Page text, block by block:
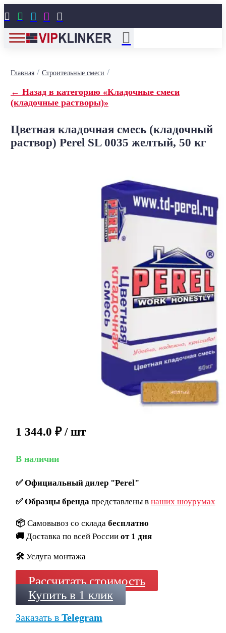
    
Главная/ Строительные смеси /
← Назад в категорию «Кладочные смеси
(кладочные растворы)»
Цветная кладочная смесь (кладочный
раствор) Perel SL 0035 желтый, 50 кг
1 344.0 ₽ / шт
В наличии
✅Официальный дилер "Perel"
✅Образцы брендапредставлены в наших шоурумах
📦 Самовывоз со склада бесплатно
🚚 Доставка по всей России от 1 дня
🛠️ Услуга монтажа
Рассчитать стоимость
Купить в 1 клик
Заказать в Telegram